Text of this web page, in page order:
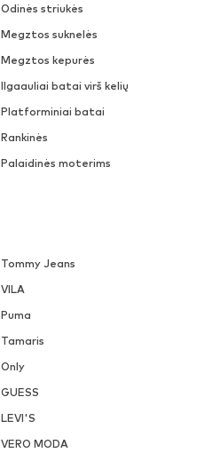
Odinės striukės
Megztos suknelės
Megztos kepurės
Ilgaauliai batai virš kelių
Platforminiai batai
Rankinės
Palaidinės moterims
Tommy Jeans
VILA
Puma
Tamaris
Only
GUESS
LEVI'S
VERO MODA